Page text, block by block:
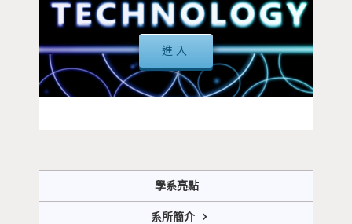
進入
學系亮點
系所簡介